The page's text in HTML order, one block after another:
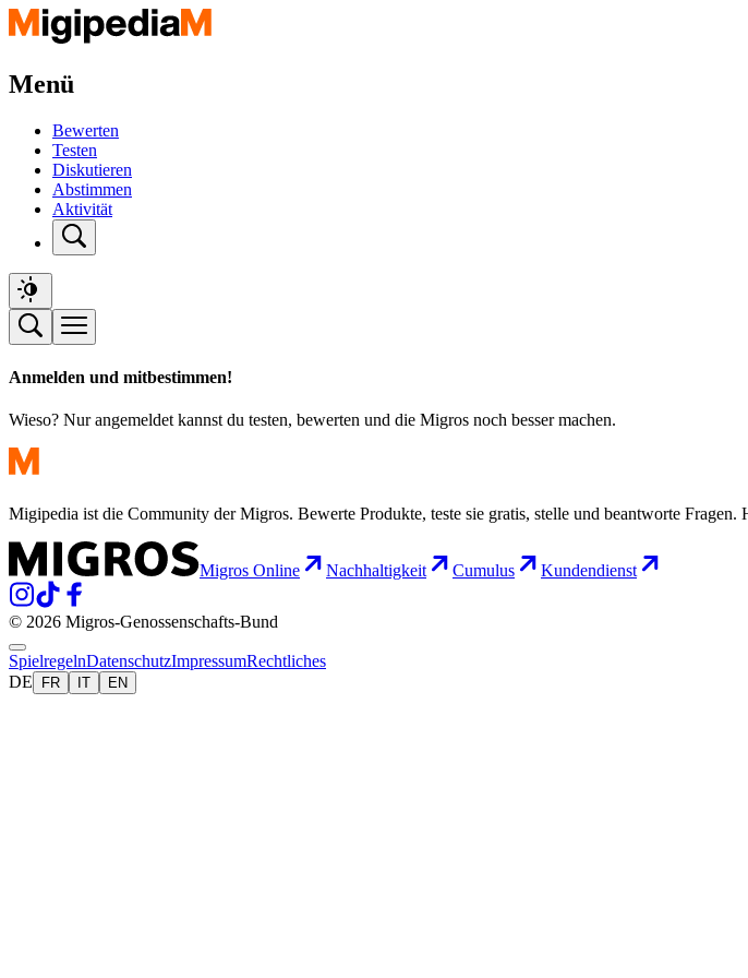
Menü
Bewerten
Testen
Diskutieren
Abstimmen
Aktivität
Anmelden und mitbestimmen!
Wieso? Nur angemeldet kannst du testen, bewerten und die Migros noch besser machen.
Migipedia ist die Community der Migros. Bewerte Produkte, teste sie gratis, stelle und beantworte
Migros Online Nachhaltigkeit Cumulus Kundendienst
© 2026 Migros-Genossenschafts-Bund
SpielregelnDatenschutzImpressumRechtliches
DE
FR IT EN